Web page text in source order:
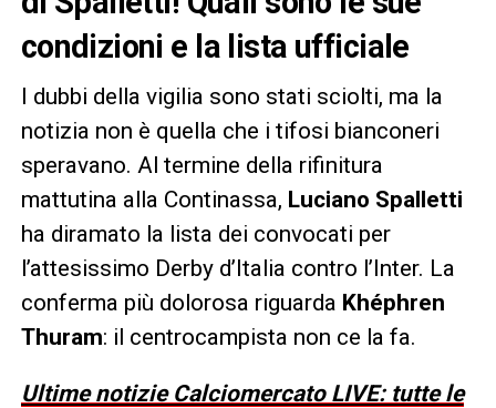
condizioni e la lista ufficiale
I dubbi della vigilia sono stati sciolti, ma la
notizia non è quella che i tifosi bianconeri
speravano. Al termine della rifinitura
mattutina alla Continassa, Luciano Spalletti
ha diramato la lista dei convocati per
l’attesissimo Derby d’Italia contro l’Inter. La
conferma più dolorosa riguarda Khéphren
Thuram: il centrocampista non ce la fa.
Ultime notizie Calciomercato LIVE: tutte le